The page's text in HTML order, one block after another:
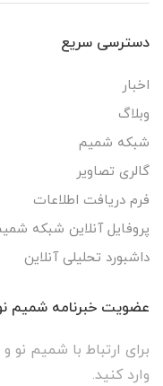
دسترسی سریع
اخبار
وبلاگ
شبکه شمیم
گالری تصاویر
فرم دریافت اطلاعات
پروفایل آنلاین شبکه
داشبورد تحلیلی آنلاین
عضویت خبرنامه شمیم
برای ارتباط با شمیم نو
وارد کنید.